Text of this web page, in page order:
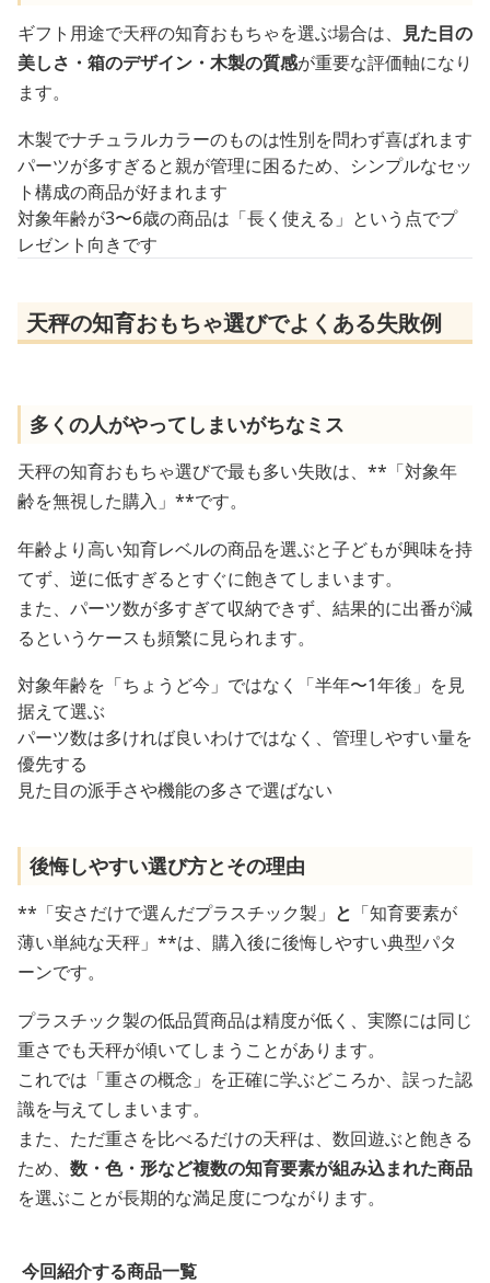
ギフト用途で天秤の知育おもちゃを選ぶ場合は、
見た目の
美しさ・箱のデザイン・木製の質感が重要な評価軸になり
ます。
木製でナチュラルカラーのものは性別を問わず喜ばれます
パーツが多すぎると親が管理に困るため、シンプルなセッ
ト構成の商品が好まれます
対象年齢が3〜6歳の商品は「長く使える」という点でプ
レゼント向きです
天秤の知育おもちゃ選びでよくある失敗例
多くの人がやってしまいがちなミス
天秤の知育おもちゃ選びで最も多い失敗は、**「対象年
齢を無視した購入」**です。
年齢より高い知育レベルの商品を選ぶと子どもが興味を持
てず、逆に低すぎるとすぐに飽きてしまいます。
また、パーツ数が多すぎて収納できず、結果的に出番が減
るというケースも頻繁に見られます。
対象年齢を「ちょうど今」ではなく「半年〜1年後」を見
据えて選ぶ
パーツ数は多ければ良いわけではなく、管理しやすい量を
優先する
見た目の派手さや機能の多さで選ばない
後悔しやすい選び方とその理由
**「安さだけで選んだプラスチック製」 と 「知育要素が
薄い単純な天秤」**は、購入後に後悔しやすい典型パタ
ーンです。
プラスチック製の低品質商品は精度が低く、実際には同じ
重さでも天秤が傾いてしまうことがあります。
これでは「重さの概念」を正確に学ぶどころか、誤った認
識を与えてしまいます。
また、ただ重さを比べるだけの天秤は、数回遊ぶと飽きる
ため、 数・色・形など複数の知育要素が組み込まれた商品
を選ぶことが長期的な満足度につながります。
今回紹介する商品一覧